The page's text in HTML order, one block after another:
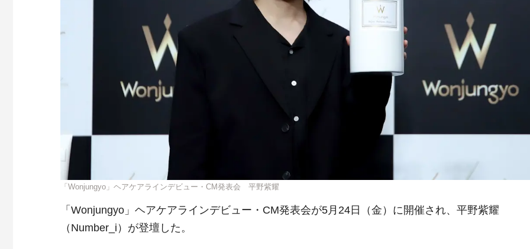
「Wonjungyo」ヘアケアラインデビュー・CM発表会 平野紫耀
「Wonjungyo」ヘアケアラインデビュー・CM発表会が5月24日（金）に開催され、平野紫耀
（Number_i）が登壇した。